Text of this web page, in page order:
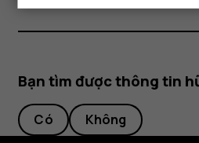
Bạn tìm được thông tin
Có Không